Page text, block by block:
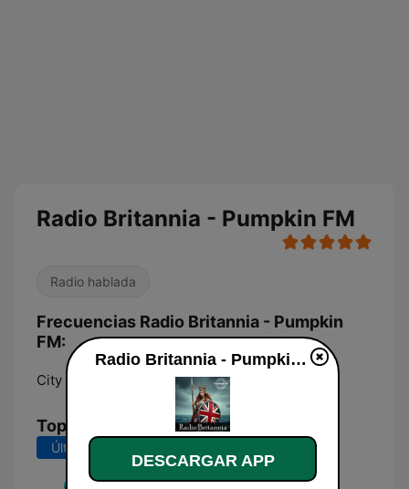
Radio Britannia - Pumpkin FM
Radio hablada
Frecuencias Radio Britannia - Pumpkin
FM:
City of London: Online
Top Canciones
Últimos 7 días
Radio Britannia - Pumpkin FM en vivo
DESCARGAR APP